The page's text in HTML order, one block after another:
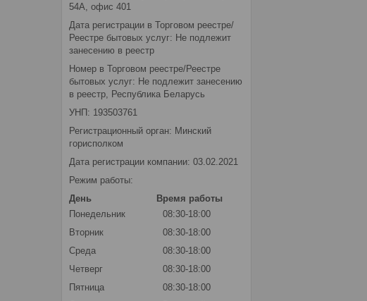
54А, офис 401
Дата регистрации в Торговом реестре/
Реестре бытовых услуг: Не подлежит
занесению в реестр
Номер в Торговом реестре/Реестре
бытовых услуг: Не подлежит занесению
в реестр, Республика Беларусь
УНП: 193503761
Регистрационный орган: Минский
горисполком
Дата регистрации компании: 03.02.2021
Режим работы:
День
Время работы
Понедельник
08:30-18:00
Вторник
08:30-18:00
Среда
08:30-18:00
Четверг
08:30-18:00
Пятница
08:30-18:00